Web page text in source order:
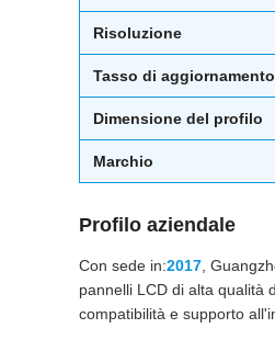
Risoluzione
Tasso di aggiornamento
Dimensione del profilo
Marchio
Profilo aziendale
Con sede in:2017 ,
pannelli LCD di alta qualità
compatibilità e supporto